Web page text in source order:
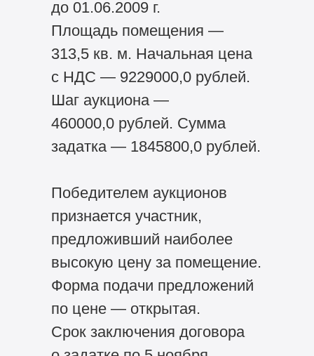
до 01.06.2009 г.
Площадь помещения —
313,5 кв. м. Начальная цена
с НДС — 9229000,0 рублей.
Шаг аукциона —
460000,0 рублей. Сумма
задатка — 1845800,0 рублей.
Победителем аукционов
признается участник,
предложивший наиболее
высокую цену за помещение.
Форма подачи предложений
по цене — открытая.
Срок заключения договора